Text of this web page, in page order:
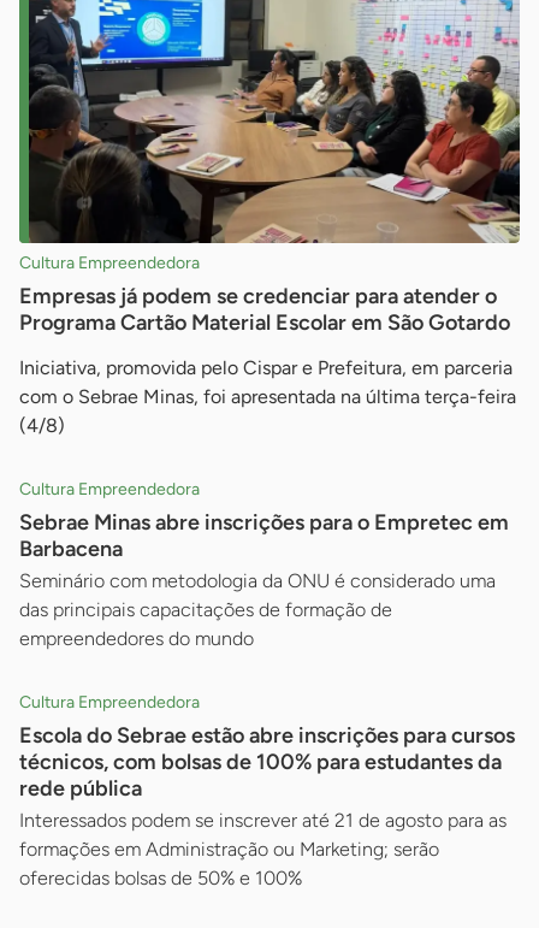
Cultura Empreendedora
Empresas já podem se credenciar para atender o
Programa Cartão Material Escolar em São Gotardo
Iniciativa, promovida pelo Cispar e Prefeitura, em parceria
com o Sebrae Minas, foi apresentada na última terça-feira
(4/8)
Cultura Empreendedora
Sebrae Minas abre inscrições para o Empretec em
Barbacena
Seminário com metodologia da ONU é considerado uma
das principais capacitações de formação de
empreendedores do mundo
Cultura Empreendedora
Escola do Sebrae estão abre inscrições para cursos
técnicos, com bolsas de 100% para estudantes da
rede pública
Interessados podem se inscrever até 21 de agosto para as
formações em Administração ou Marketing; serão
oferecidas bolsas de 50% e 100%